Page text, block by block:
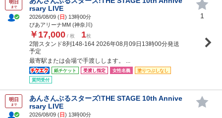
明日
まで
rsary LIVE
2026/08/09 (日) 13時00分
ぴあアリーナMM (神奈川)
￥17,000 / 枚 1枚
2階スタンド8列148-164 2026年08月09日13時00分発送
予定
最寄駅または会場で手渡しします。 ...
紙チケット 受渡し指定 女性名義
塗りつぶしなし
質問受付
1
明日
まで
あんさんぶるスターズ!THE STAGE 10th Annive
rsary LIVE
2026/08/09 (日) 13時00分